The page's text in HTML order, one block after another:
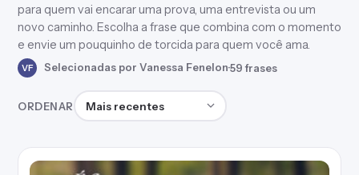
para quem vai encarar uma prova, uma entrevista ou um
novo caminho. Escolha a frase que combina com o momento
e envie um pouquinho de torcida para quem você ama.
VF Selecionadas por Vanessa Fenelon·59 frases
ORDENAR Ordenar frases